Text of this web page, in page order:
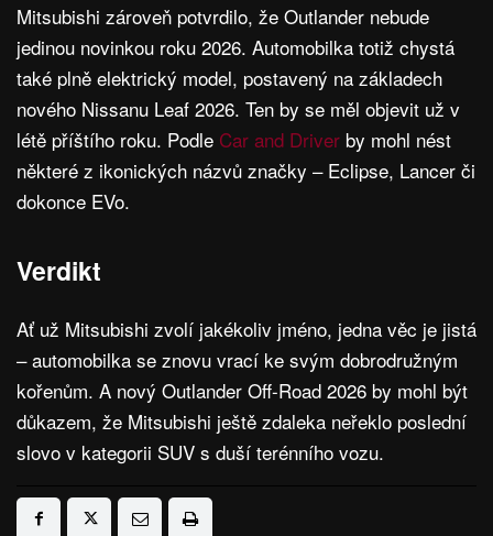
Mitsubishi zároveň potvrdilo, že Outlander nebude
jedinou novinkou roku 2026. Automobilka totiž chystá
také plně elektrický model, postavený na základech
nového Nissanu Leaf 2026. Ten by se měl objevit už v
létě příštího roku. Podle Car and Driver by mohl nést
některé z ikonických názvů značky – Eclipse, Lancer či
dokonce EVo.
Verdikt
Ať už Mitsubishi zvolí jakékoliv jméno, jedna věc je jistá
– automobilka se znovu vrací ke svým dobrodružným
kořenům. A nový Outlander Off-Road 2026 by mohl být
důkazem, že Mitsubishi ještě zdaleka neřeklo poslední
slovo v kategorii SUV s duší terénního vozu.